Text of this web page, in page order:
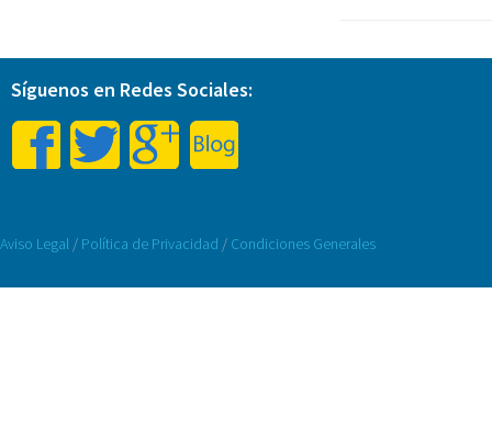
Síguenos en Redes Sociales:
Aviso Legal / Política de Privacidad / Condiciones Generales